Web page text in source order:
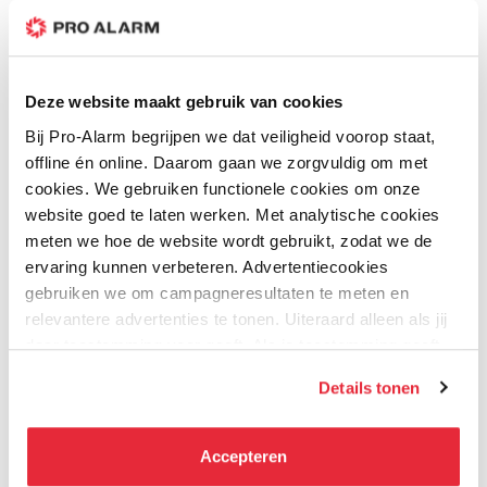
Deze website maakt gebruik van cookies
Bij Pro-Alarm begrijpen we dat veiligheid voorop staat,
offline én online. Daarom gaan we zorgvuldig om met
cookies. We gebruiken functionele cookies om onze
website goed te laten werken. Met analytische cookies
meten we hoe de website wordt gebruikt, zodat we de
ervaring kunnen verbeteren. Advertentiecookies
gebruiken we om campagneresultaten te meten en
relevantere advertenties te tonen. Uiteraard alleen als jij
daar toestemming voor geeft. Als je toestemming geeft,
kunnen deze gegevens combineren met informatie die zij
hebben verzameld via het gebruik van hun diensten. Je
kunt alle cookies accepteren, alleen noodzakelijke
Details tonen
Accepteren
Andere klanten bestelde ook:
Nieuw
Gekozen
Nieuw
Gekozen
4x 8MP 2.8mm Smart